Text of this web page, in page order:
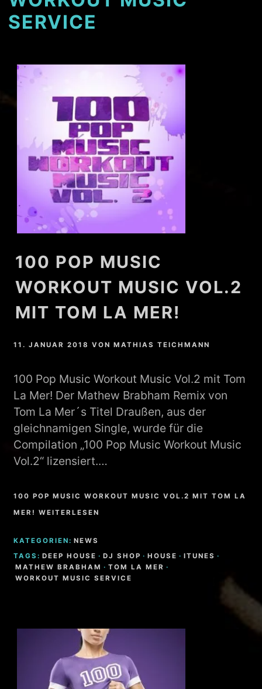
SERVICE
100 POP MUSIC
WORKOUT MUSIC VOL.2
MIT TOM LA MER!
11. JANUAR 2018 VONMATHIAS TEICHMANN
100 Pop Music Workout Music Vol.2 mit Tom
La Mer! Der Mathew Brabham Remix von
Tom La Mer´s Titel Draußen, aus der
gleichnamigen Single, wurde für die
Compilation „100 Pop Music Workout Music
Vol.2“ lizensiert.…
100 POP MUSIC WORKOUT MUSIC VOL.2 MIT TOM LA
MER! WEITERLESEN
KATEGORIEN: NEWS
TAGS: DEEP HOUSE · DJ SHOP · HOUSE · ITUNES ·
MATHEW BRABHAM · TOM LA MER ·
WORKOUT MUSIC SERVICE